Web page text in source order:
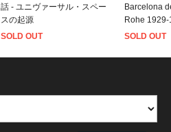
話 - ユニヴァーサル・スペー
スの起源
SOLD OUT
Barcelona
Rohe
SOLD OUT